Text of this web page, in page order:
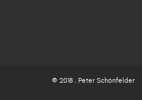
© 2018 . Peter Schönfelder